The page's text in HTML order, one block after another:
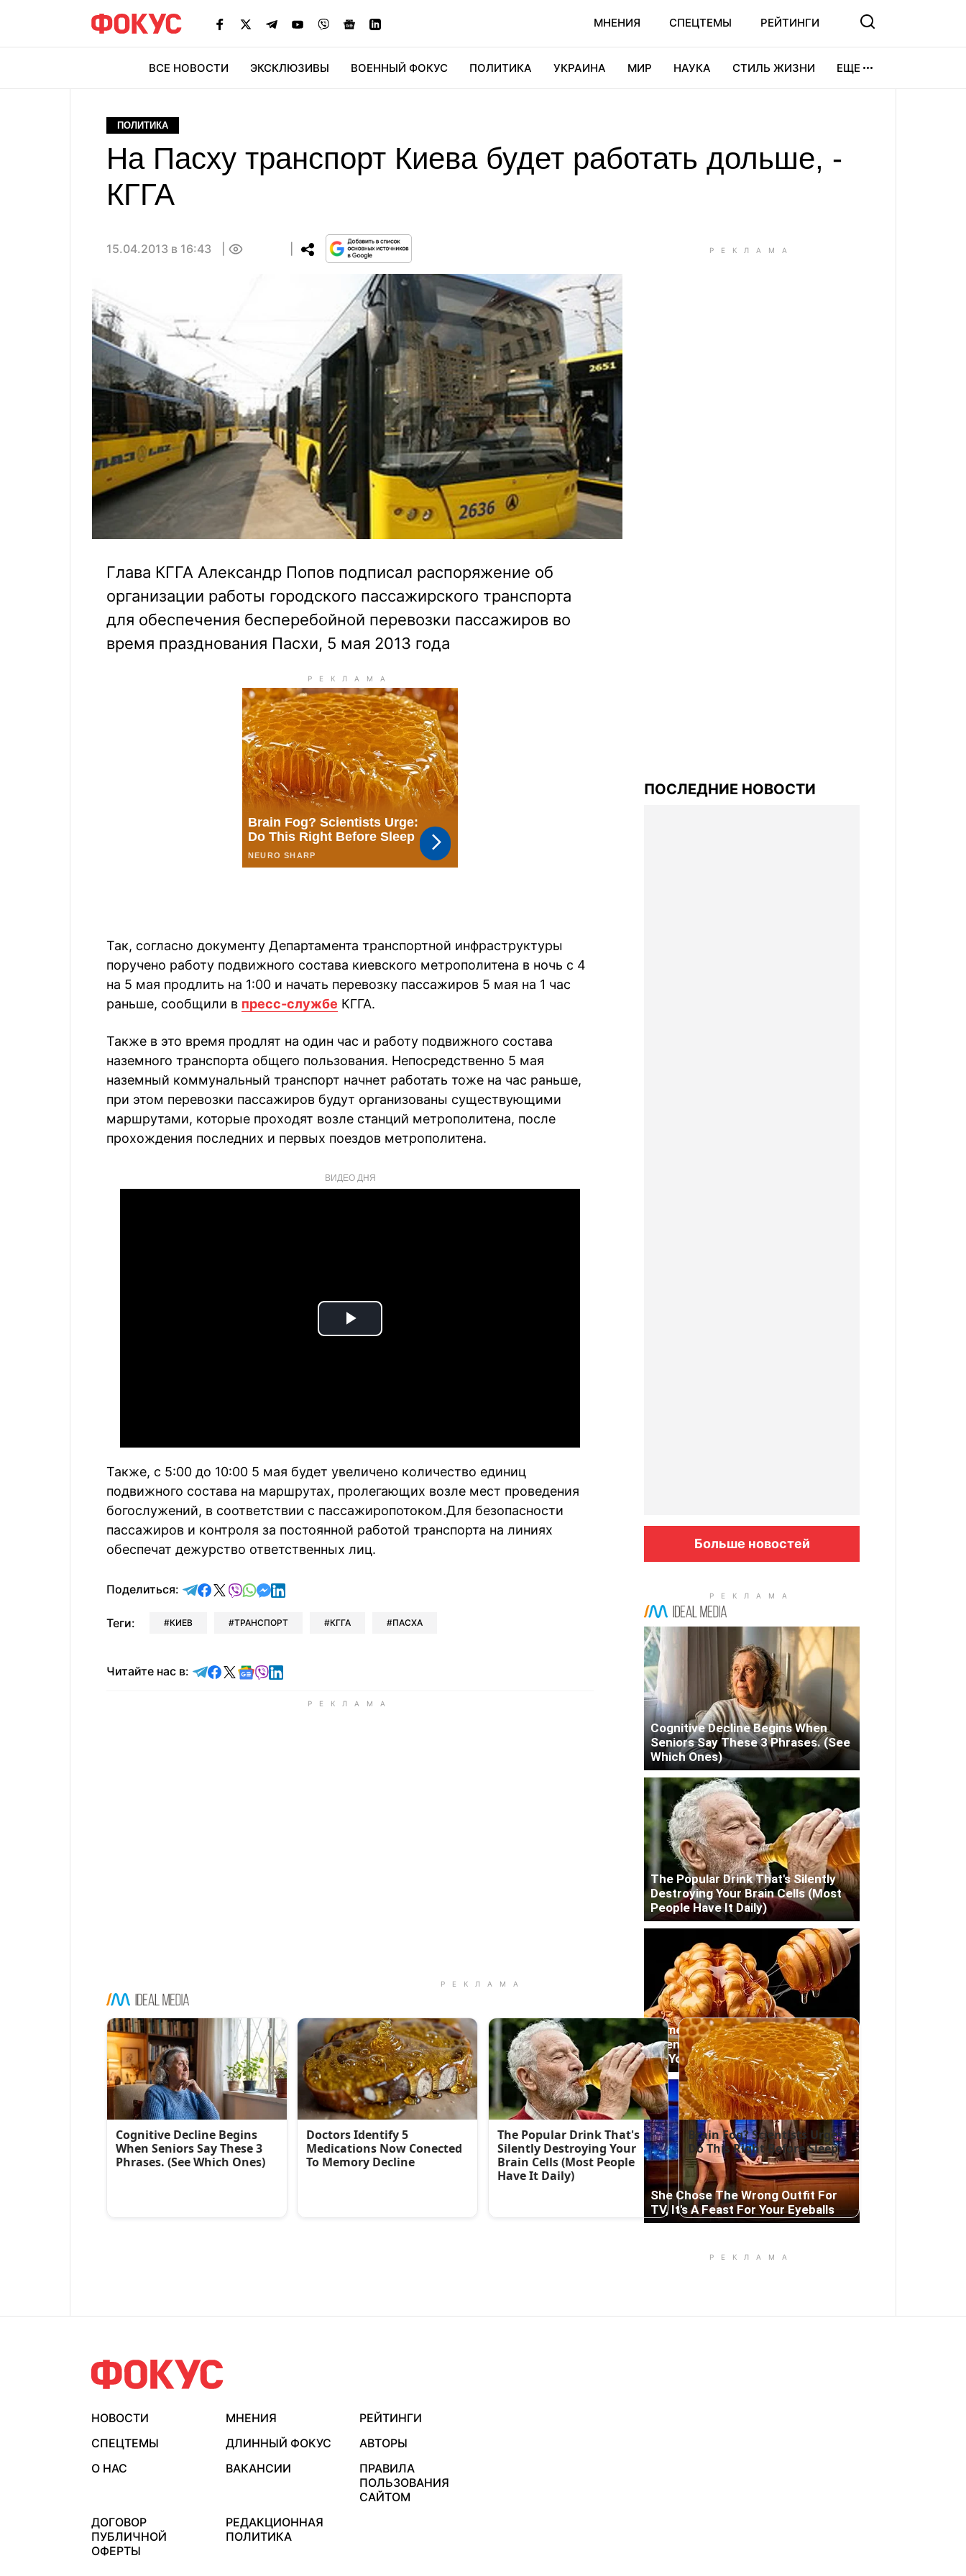
МНЕНИЯ СПЕЦТЕМЫ РЕЙТИНГИ
ВСЕ НОВОСТИ ЭКСКЛЮЗИВЫ ВОЕННЫЙ ФОКУС ПОЛИТИКА УКРАИНА МИР НАУКА СТИЛЬ ЖИЗНИ ЕЩЕ
ПОЛИТИКА
На Пасху транспорт Киева будет работать дольше, -
КГГА
15.04.2013 в 16:43
Глава КГГА Александр Попов подписал распоряжение об
организации работы городского пассажирского транспорта
для обеспечения бесперебойной перевозки пассажиров во
время празднования Пасхи, 5 мая 2013 года
Так, согласно документу Департамента транспортной инфраструктуры
поручено работу подвижного состава киевского метрополитена в ночь с 4
на 5 мая продлить на 1:00 и начать перевозку пассажиров 5 мая на 1 час
раньше, сообщили в пресс-службе КГГА.
Также в это время продлят на один час и работу подвижного состава
наземного транспорта общего пользования. Непосредственно 5 мая
наземный коммунальный транспорт начнет работать тоже на час раньше,
при этом перевозки пассажиров будут организованы существующими
маршрутами, которые проходят возле станций метрополитена, после
прохождения последних и первых поездов метрополитена.
ВИДЕО ДНЯ
Play
Также, с 5:00 до 10:00 5 мая будет увеличено количество единиц
подвижного состава на маршрутах, пролегающих возле мест проведения
богослужений, в соответствии с пассажиропотоком.Для безопасности
пассажиров и контроля за постоянной работой транспорта на линиях
обеспечат дежурство ответственных лиц.
Поделиться: отправить в Telegram
поделиться в Facebook
поделиться в X
отправить в Viber
отправить в Whatsapp
отправить в Messenger
отправить в LinkedIn
Теги: КИЕВ ТРАНСПОРТ КГГА ПАСХА
Читайте нас в: Читайте в Telegram
Читайте в Facebook
Читайте в X
Читайте в Google news
Читайте в Viber
Читайте в LinkedIn
ПОСЛЕДНИЕ НОВОСТИ
Больше новостей
НОВОСТИ МНЕНИЯ
РЕЙТИНГИ
СПЕЦТЕМЫ
ДЛИННЫЙ ФОКУС
АВТОРЫ
О НАС
ВАКАНСИИ
ПРАВИЛА
ПОЛЬЗОВАНИЯ
САЙТОМ
ДОГОВОР
ПУБЛИЧНОЙ
ОФЕРТЫ
РЕДАКЦИОННАЯ
ПОЛИТИКА